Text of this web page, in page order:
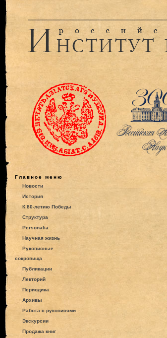
Главное меню
Новости
История
К 80-летию Победы
Структура
Personalia
Научная жизнь
Рукописные
сокровища
Публикации
Лекторий
Периодика
Архивы
Работа с рукописями
Экскурсии
Продажа книг